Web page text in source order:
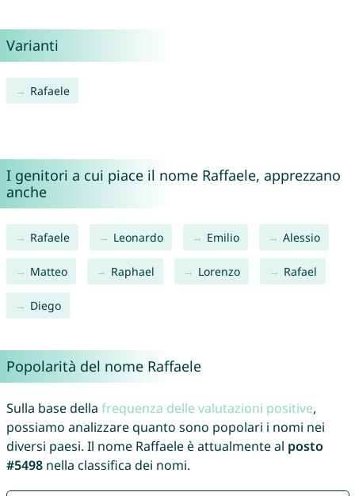
Varianti
Rafaele
I genitori a cui piace il nome Raffaele, apprezzano
anche
Rafaele Leonardo Emilio Alessio
Matteo Raphael Lorenzo Rafael
Diego
Popolarità del nome Raffaele
Sulla base della frequenza delle valutazioni positive,
possiamo analizzare quanto sono popolari i nomi nei
diversi paesi. Il nome Raffaele è attualmente al posto
#5498nella classifica dei nomi.